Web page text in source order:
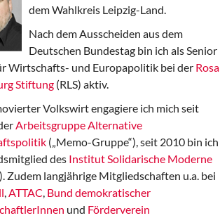
dem Wahlkreis Leipzig-Land.
Nach dem Ausscheiden aus dem
Deutschen Bundestag bin ich als Senior
Wirtschafts- und Europapolitik bei der Rosa
Stiftung (RLS) aktiv.
Volkswirt engagiere ich mich seit
Arbeitsgruppe Alternative
(„Memo-Gruppe“), seit 2010 bin ich
des Institut Solidarische Moderne
Zudem langjährige Mitgliedschaften u.a. bei
,ATTAC, Bund demokratischer
und Förderverein